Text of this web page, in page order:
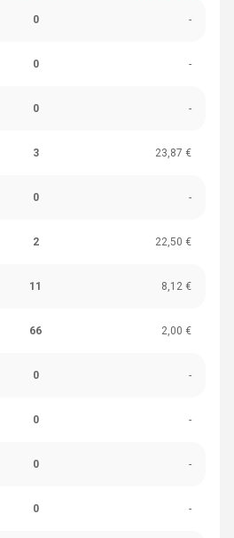
0 -
0 -
0 -
3 23,87 €
0 -
2 22,50 €
11 8,12 €
66 2,00 €
0 -
0 -
0 -
0 -